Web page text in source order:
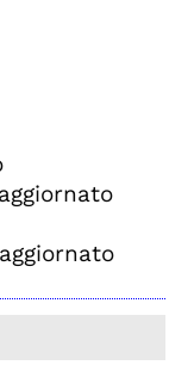
aggiornato
aggiornato